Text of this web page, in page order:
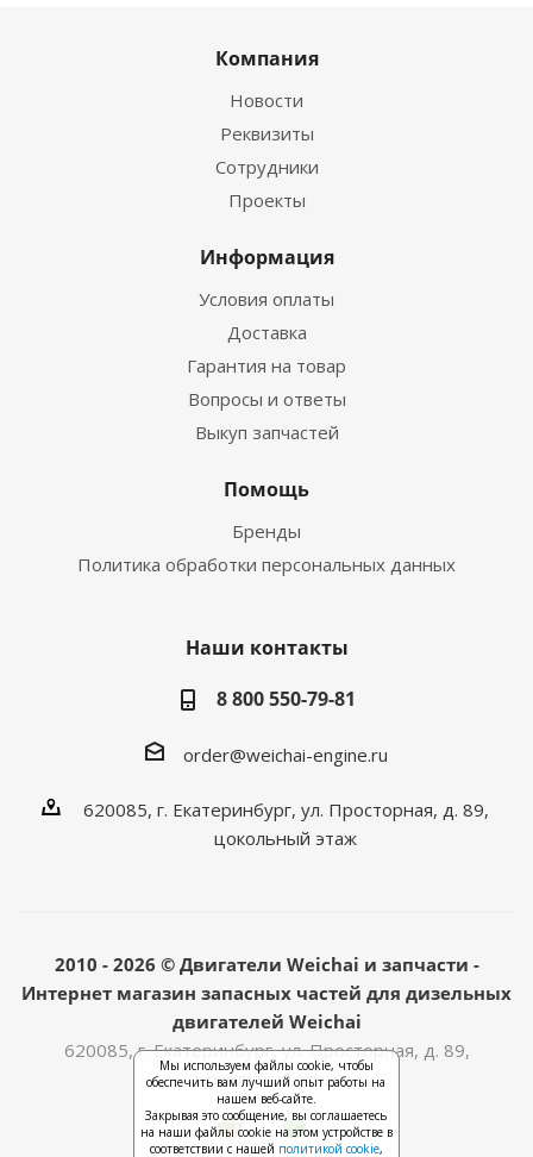
Компания
Новости
Реквизиты
Сотрудники
Проекты
Информация
Условия оплаты
Доставка
Гарантия на товар
Вопросы и ответы
Выкуп запчастей
Помощь
Бренды
Политика обработки персональных данных
Наши контакты
8 800 550-79-81
order@weichai-engine.ru
620085, г. Екатеринбург, ул. Просторная, д. 89,
цокольный этаж
2010 - 2026 © Двигатели Weichai и запчасти -
Интернет магазин запасных частей для дизельных
двигателей Weichai
620085, г. Екатеринбург, ул. Просторная, д. 89,
цокольный этаж
Мы используем файлы cookie, чтобы
обеспечить вам лучший опыт работы на
нашем веб-сайте.
Закрывая это сообщение, вы соглашаетесь
на наши файлы cookie на этом устройстве в
соответствии с нашей политикой cookie,